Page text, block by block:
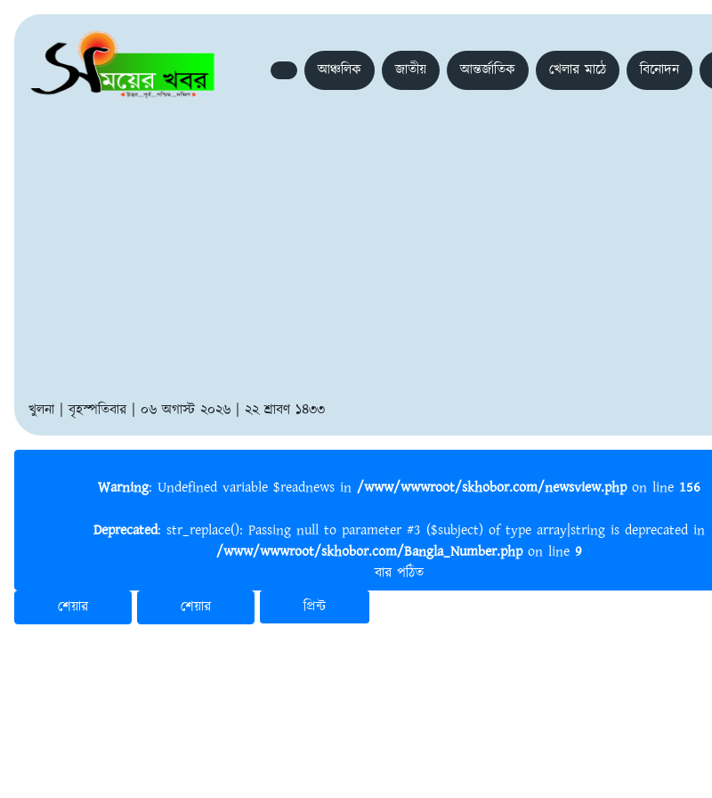
আঞ্চলিক জাতীয় আন্তর্জাতিক খেলার মাঠে বিনোদন
খুলনা | বৃহস্পতিবার | ০৬ অগাস্ট ২০২৬ | ২২ শ্রাবণ ১৪৩৩
Warning : Undefined variable $readnews in /www/wwwroot/skhobor.com/newsview.phpon line 156
Deprecated : str_replace(): Passing null to parameter #3 ($subject) of type array|string is deprecated in
/www/wwwroot/skhobor.com/Bangla_Number.phpon line 9
বার পঠিত
শেয়ার
শেয়ার প্রিন্ট